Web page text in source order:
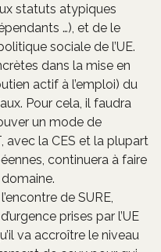
statuts atypiques
…), et de le
sociale de l’UE.
dans la mise en
actif à l’emploi) du
Pour cela, il faudra
un mode de
avec la CES et la plupart
continuera à faire
de SURE,
prises par l’UE
va accroître le niveau